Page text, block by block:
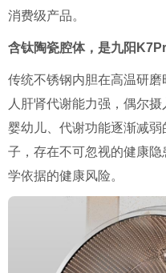
消费级产品。
含钛陶瓷腔体，是九阳
传统不锈钢内胆在高温研
人肝肾代谢能力强，偶尔
婴幼儿、代谢功能逐渐减
子，存在不可忽视的健康
学依据的健康风险。